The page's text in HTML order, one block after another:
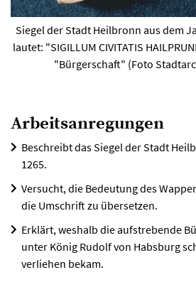
Siegel der Stadt Heilbronn aus dem
lautet: "SIGILLUM CIVITATIS
"Bürgerschaft" (Foto
Arbeitsanregungen
Beschreibt das Siegel der Stadt
1265.
Versucht, die Bedeutung des
die Umschrift zu übersetzen.
Erklärt, weshalb die aufstrebende
unter König Rudolf von Habsburg
verliehen bekam.